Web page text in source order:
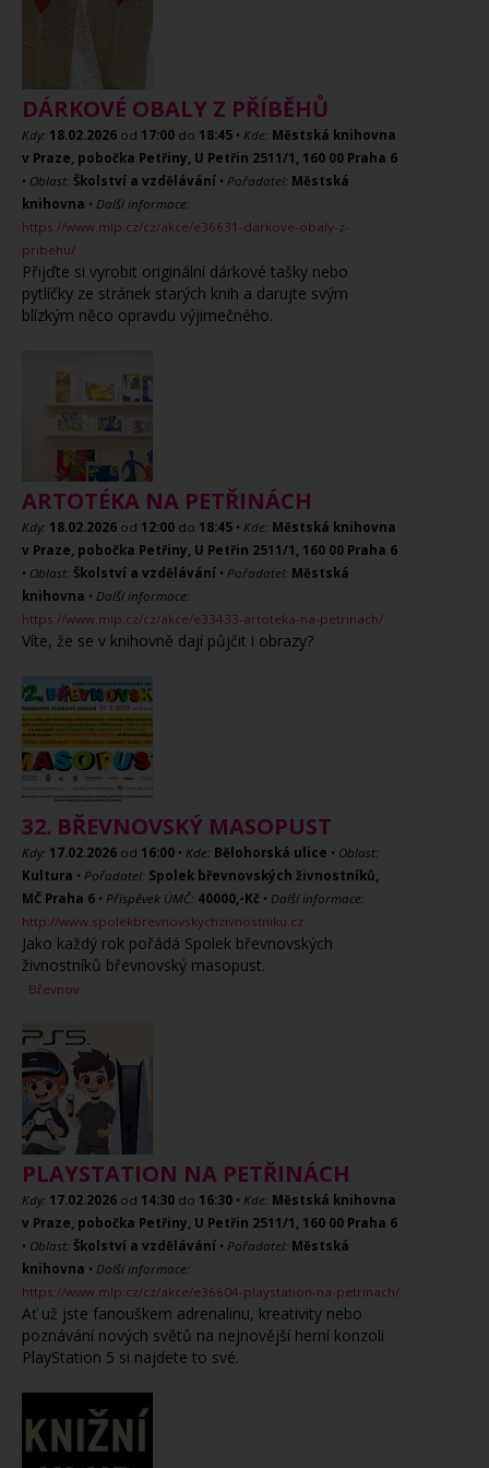
DÁRKOVÉ OBALY Z PŘÍBĚHŮ
Kdy: 18.02.2026 od 17:00 do 18:45 • Kde: Městská knihovna
v Praze, pobočka Petřiny, U Petřin 2511/1, 160 00 Praha 6
• Oblast: Školství a vzdělávání • Pořadatel: Městská
knihovna • Další informace:
https://www.mlp.cz/cz/akce/e36631-darkove-obaly-z-
pribehu/
Přijďte si vyrobit originální dárkové tašky nebo
pytlíčky ze stránek starých knih a darujte svým
blízkým něco opravdu výjimečného.
ARTOTÉKA NA PETŘINÁCH
Kdy: 18.02.2026 od 12:00 do 18:45 • Kde: Městská knihovna
v Praze, pobočka Petřiny, U Petřin 2511/1, 160 00 Praha 6
• Oblast: Školství a vzdělávání • Pořadatel: Městská
knihovna • Další informace:
https://www.mlp.cz/cz/akce/e33433-artoteka-na-petrinach/
Víte, že se v knihovně dají půjčit i obrazy?
32. BŘEVNOVSKÝ MASOPUST
Kdy: 17.02.2026 od 16:00 • Kde: Bělohorská ulice • Oblast:
Kultura • Pořadatel: Spolek břevnovských živnostníků,
MČ Praha 6 • Příspěvek ÚMČ: 40000,-Kč • Další informace:
http://www.spolekbrevnovskychzivnostniku.cz
Jako každý rok pořádá Spolek břevnovských
živnostníků břevnovský masopust.
Břevnov
PLAYSTATION NA PETŘINÁCH
Kdy: 17.02.2026 od 14:30 do 16:30 • Kde: Městská knihovna
v Praze, pobočka Petřiny, U Petřin 2511/1, 160 00 Praha 6
• Oblast: Školství a vzdělávání • Pořadatel: Městská
knihovna • Další informace:
https://www.mlp.cz/cz/akce/e36604-playstation-na-petrinach/
Ať už jste fanouškem adrenalinu, kreativity nebo
poznávání nových světů na nejnovější herní konzoli
PlayStation 5 si najdete to své.